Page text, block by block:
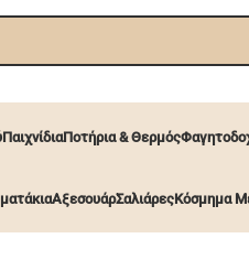
ΠαιχνίδιαΠοτήρια & Θερμός
ΑξεσουάρΣαλιάρεςΚόσμημα